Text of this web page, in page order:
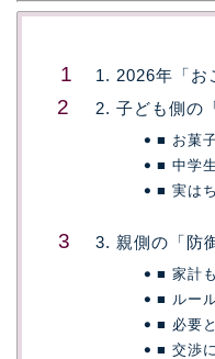
1. 2026年「お
2. 子ども側の
■ お菓
■ 中学
■ 実は
3. 親側の「防
■ 家計
■ ルー
■ 必要
■ 交渉